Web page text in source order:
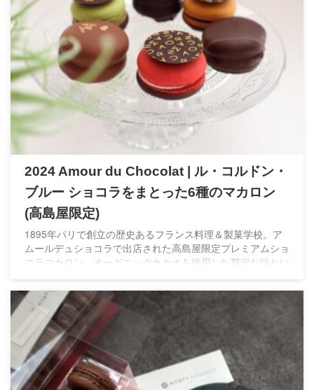
2024 Amour du Chocolat | ル・コルドン・
ブルー ショコラをまとった6種のマカロン
(高島屋限定)
1895年パリで創立の歴史あるフランス料理＆製菓学校。ア
ムールデュショコラで出店された高島屋限定プレミアムショ
コラマカロン。オーガニックカカオを使用した贅沢な味わい